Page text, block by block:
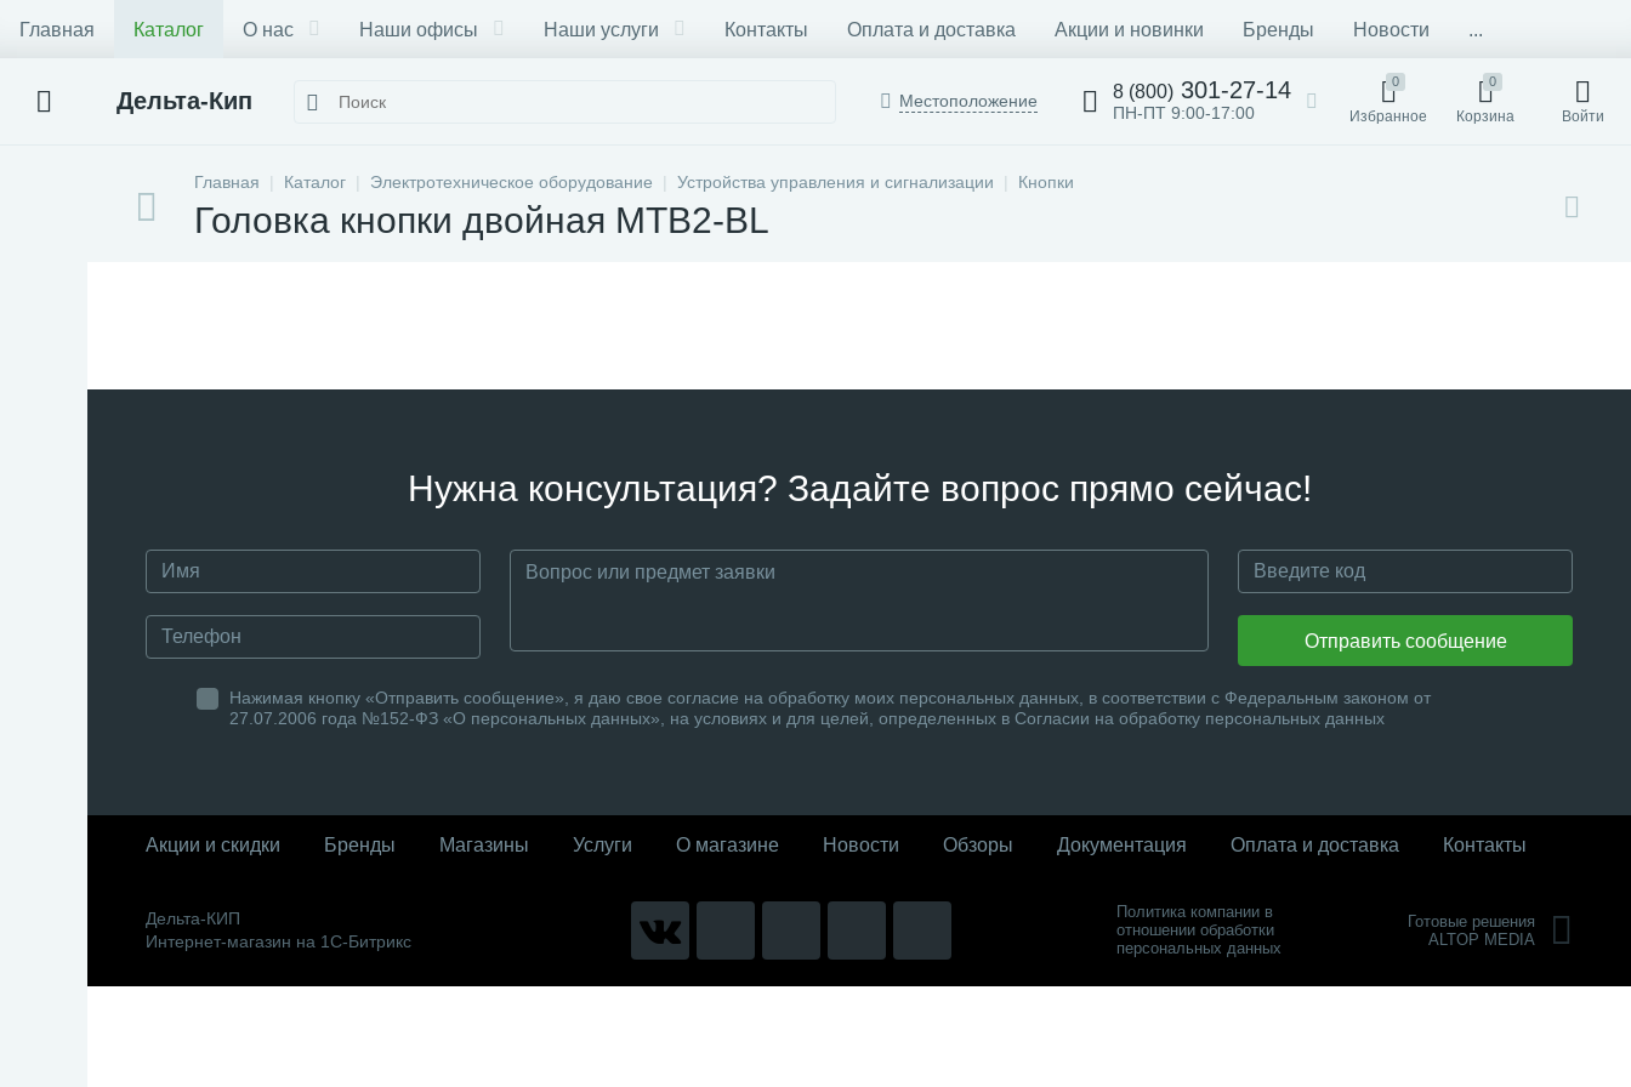
Главная Каталог О нас Наши офисы Наши услуги Контакты Оплата и доставка Акции и новинки Бренды Новости ...
Дельта-Кип Местоположение 8 (800) 301-27-14
ПН-ПТ 9:00-17:00
0
Избранное
0
Корзина Войти
Главная Каталог Электротехническое оборудование Устройства управления и сигнализации Кнопки
Головка кнопки двойная MTB2-BL
Нужна консультация? Задайте вопрос прямо сейчас!
Отправить сообщение
Нажимая кнопку «Отправить сообщение», я даю свое согласие на обработку моих персональных данных, в соответствии с Федеральным законом от
27.07.2006 года №152-ФЗ «О персональных данных», на условиях и для целей, определенных в Согласии на обработку персональных данных
Акции и скидки Бренды Магазины Услуги О магазине Новости Обзоры Документация Оплата и доставка Контакты
Дельта-КИП
Интернет-магазин на 1С-Битрикс
Политика компании в
отношении обработки
персональных данных
Готовые решения
ALTOP MEDIA